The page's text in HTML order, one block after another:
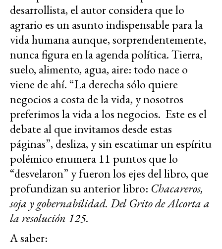
desarrollista, el autor considera que lo
agrario es un asunto indispensable para la
vida humana aunque, sorprendentemente,
nunca figura en la agenda política. Tierra,
suelo, alimento, agua, aire: todo nace o
viene de ahí. “La derecha sólo quiere
negocios a costa de la vida, y nosotros
preferimos la vida a los negocios. Este es el
debate al que invitamos desde estas
páginas”, desliza, y sin escatimar un espíritu
polémico enumera 11 puntos que lo
“desvelaron” y fueron los ejes del libro, que
profundizan su anterior libro: Chacareros,
soja y gobernabilidad. Del Grito de Alcorta a
la resolución 125.
A saber: